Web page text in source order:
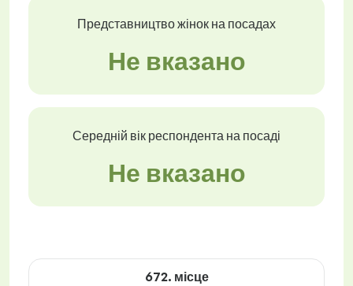
Представництво жінок на посадах
Не вказано
Середній вік респондента на посаді
Не вказано
672. місце